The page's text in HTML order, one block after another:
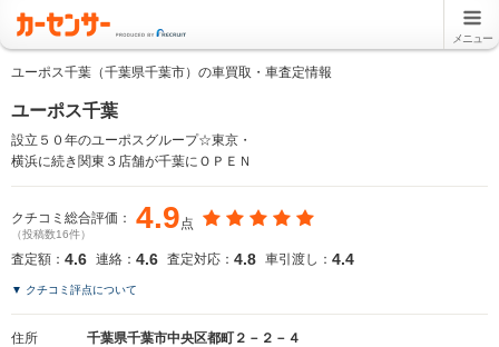
メニュー
ユーポス千葉（千葉県千葉市）の車買取・車査定情報
ユーポス千葉
設立５０年のユーポスグループ☆東京・
横浜に続き関東３店舗が千葉にＯＰＥＮ
クチコミ総合評価： 4.9点
（投稿数16件）
査定額： 4.6 連絡： 4.6 査定対応： 4.8 車引渡し： 4.4
▼ クチコミ評点について
住所
千葉県千葉市中央区都町２－２－４